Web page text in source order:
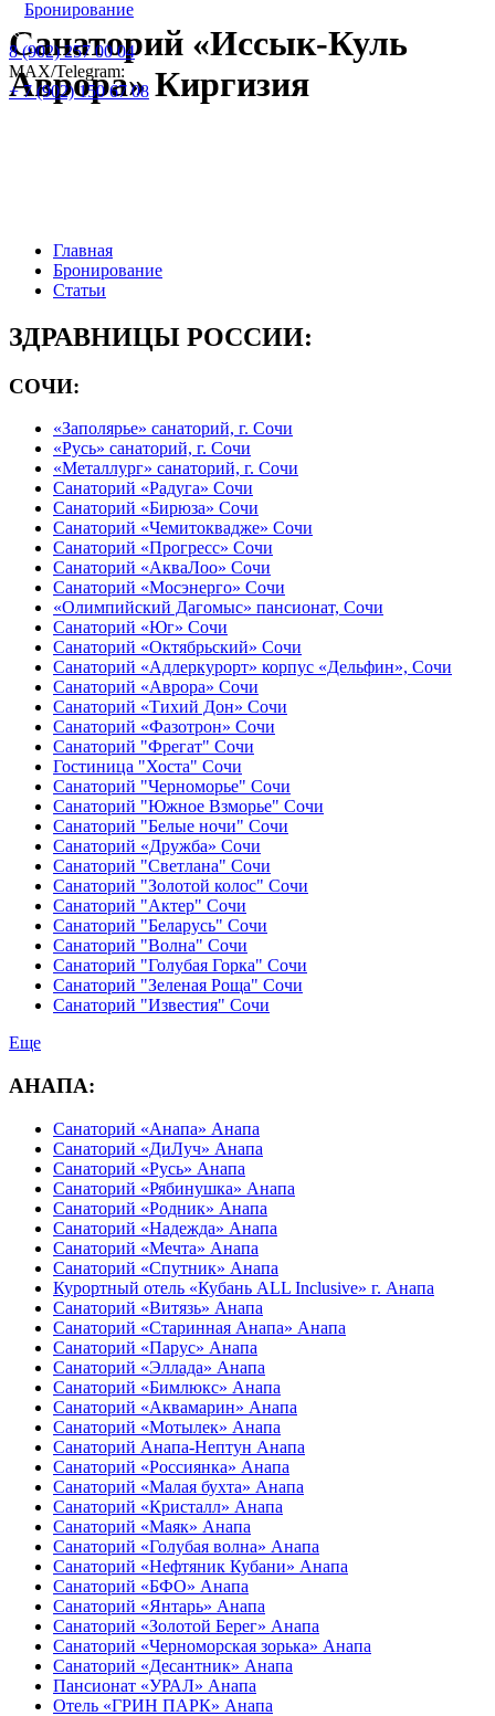
Бронирование
8 (902) 257 00 04
МАХ/Telegram:
+ 7 (902) 150 67 08
Санаторий «Иссык-Куль
Аврора» Киргизия
Главная
Бронирование
Статьи
ЗДРАВНИЦЫ РОССИИ:
СОЧИ:
«Заполярье» санаторий, г. Сочи
«Русь» санаторий, г. Сочи
«Металлург» санаторий, г. Сочи
Санаторий «Радуга» Сочи
Санаторий «Бирюза» Сочи
Санаторий «Чемитоквадже» Сочи
Санаторий «Прогресс» Сочи
Санаторий «АкваЛоо» Сочи
Санаторий «Мосэнерго» Сочи
«Олимпийский Дагомыс» пансионат, Сочи
Санаторий «Юг» Сочи
Санаторий «Октябрьский» Сочи
Санаторий «Адлеркурорт» корпус «Дельфин», Сочи
Санаторий «Аврора» Сочи
Санаторий «Тихий Дон» Сочи
Санаторий «Фазотрон» Сочи
Санаторий "Фрегат" Сочи
Гостиница "Хоста" Сочи
Санаторий "Черноморье" Сочи
Санаторий "Южное Взморье" Сочи
Санаторий "Белые ночи" Сочи
Санаторий «Дружба» Сочи
Санаторий "Светлана" Сочи
Санаторий "Золотой колос" Сочи
Санаторий "Актер" Сочи
Санаторий "Беларусь" Сочи
Санаторий "Волна" Сочи
Санаторий "Голубая Горка" Сочи
Санаторий "Зеленая Роща" Сочи
Санаторий "Известия" Сочи
Еще
АНАПА:
Санаторий «Анапа» Анапа
Санаторий «ДиЛуч» Анапа
Санаторий «Русь» Анапа
Санаторий «Рябинушка» Анапа
Санаторий «Родник» Анапа
Санаторий «Надежда» Анапа
Санаторий «Мечта» Анапа
Санаторий «Спутник» Анапа
Курортный отель «Кубань ALL Inclusive» г. Анапа
Санаторий «Витязь» Анапа
Санаторий «Старинная Анапа» Анапа
Санаторий «Парус» Анапа
Санаторий «Эллада» Анапа
Санаторий «Бимлюкс» Анапа
Санаторий «Аквамарин» Анапа
Санаторий «Мотылек» Анапа
Санаторий Анапа-Нептун Анапа
Санаторий «Россиянка» Анапа
Санаторий «Малая бухта» Анапа
Санаторий «Кристалл» Анапа
Санаторий «Маяк» Анапа
Санаторий «Голубая волна» Анапа
Санаторий «Нефтяник Кубани» Анапа
Санаторий «БФО» Анапа
Санаторий «Янтарь» Анапа
Санаторий «Золотой Берег» Анапа
Санаторий «Черноморская зорька» Анапа
Санаторий «Десантник» Анапа
Пансионат «УРАЛ» Анапа
Отель «ГРИН ПАРК» Анапа